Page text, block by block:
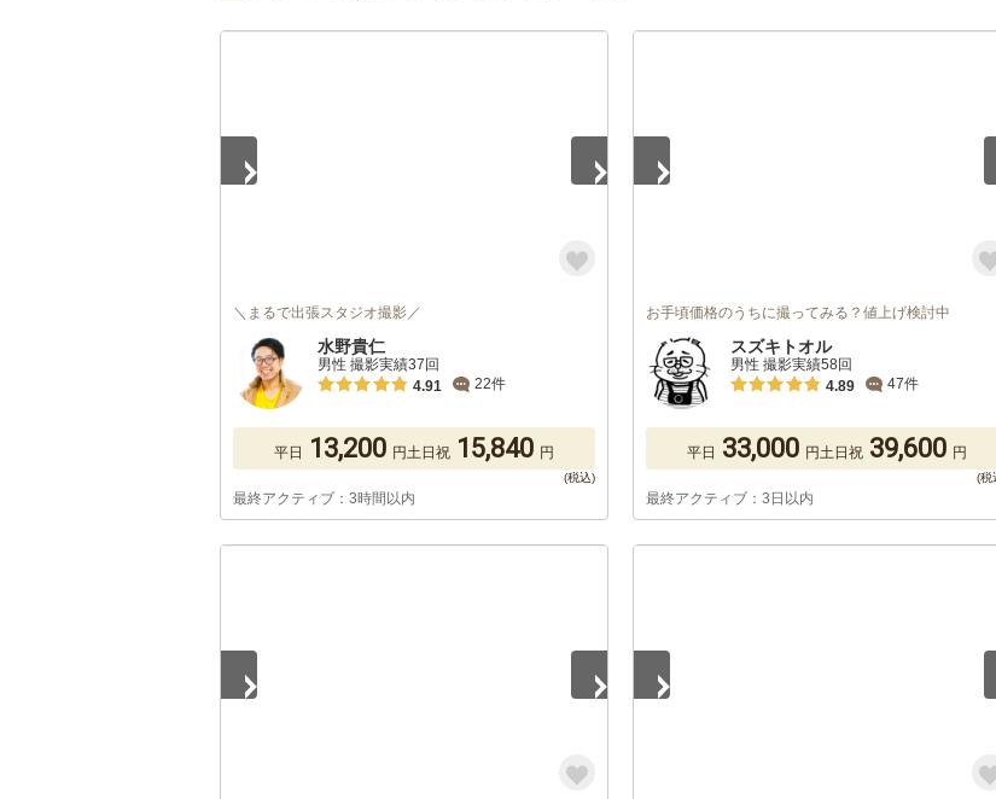
＼まるで出張スタジオ撮影／
水野貴仁
男性 撮影実績37回
4.91
22件
平日 13,200 円土日祝 15,840 円
最終アクティブ：3時間以内
お手頃価格のうちに撮ってみる？値上げ検討中
スズキトオル
男性 撮影実績58回
4.89
47件
平日 33,000 円土日祝 39,600 円
最終アクティブ：3日以内